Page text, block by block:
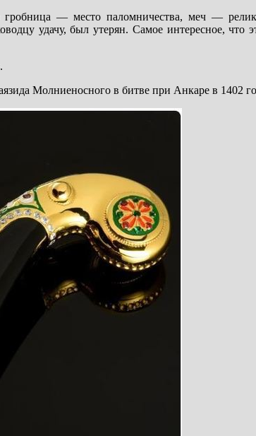
гробница — место паломничества, меч —
удачу, был утерян. Самое интересное, что
Молниеносного в битве при Анкаре в 1402